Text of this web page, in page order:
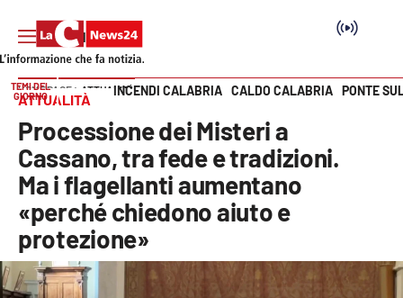
Cronaca
Politica
Attualità
Vai
TEMI DEL
GIORNO
INCENDI CALABRIA CALDO CALABRIA PONTE
HOME PAGE ATTUALITÀ
ATTUALITÀ
Processione dei Misteri a
Cassano, tra fede e tradizioni.
Ma i flagellanti aumentano
«perché chiedono aiuto e
protezione»